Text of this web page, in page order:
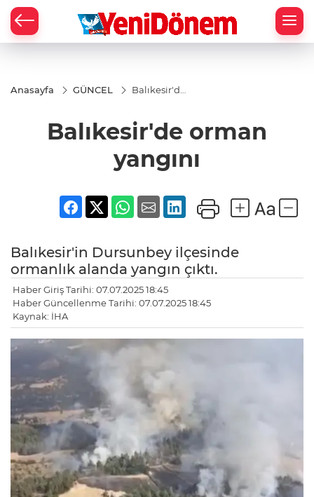
Anasayfa GÜNCEL
Balıkesir'de
Balıkesir'de orman
yangını
Balıkesir'in Dursunbey ilçesinde
ormanlık alanda yangın çıktı.
Haber Giriş Tarihi: 07.07.2025 18:45
Haber Güncellenme Tarihi: 07.07.2025 18:45
Kaynak: İHA